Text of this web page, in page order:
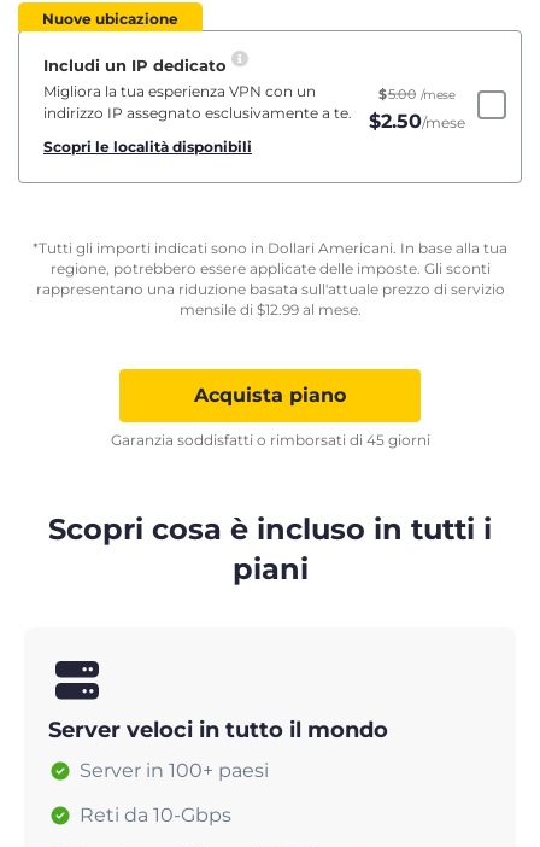
Nuove ubicazione
Includi un IP dedicato
Migliora la tua esperienza VPN con un
indirizzo IP assegnato esclusivamente a te.
Scopri le località disponibili
$5.00 /mese
$2.50/mese
*Tutti gli importi indicati sono in Dollari Americani. In base alla tua
regione, potrebbero essere applicate delle imposte. Gli sconti
rappresentano una riduzione basata sull'attuale prezzo di servizio
mensile di $12.99al mese.
Acquista piano
Garanzia soddisfatti o rimborsati di 45 giorni
Scopri cosa è incluso in tutti i
piani
Server veloci in tutto il mondo
Server in 100+ paesi
Reti da 10-Gbps